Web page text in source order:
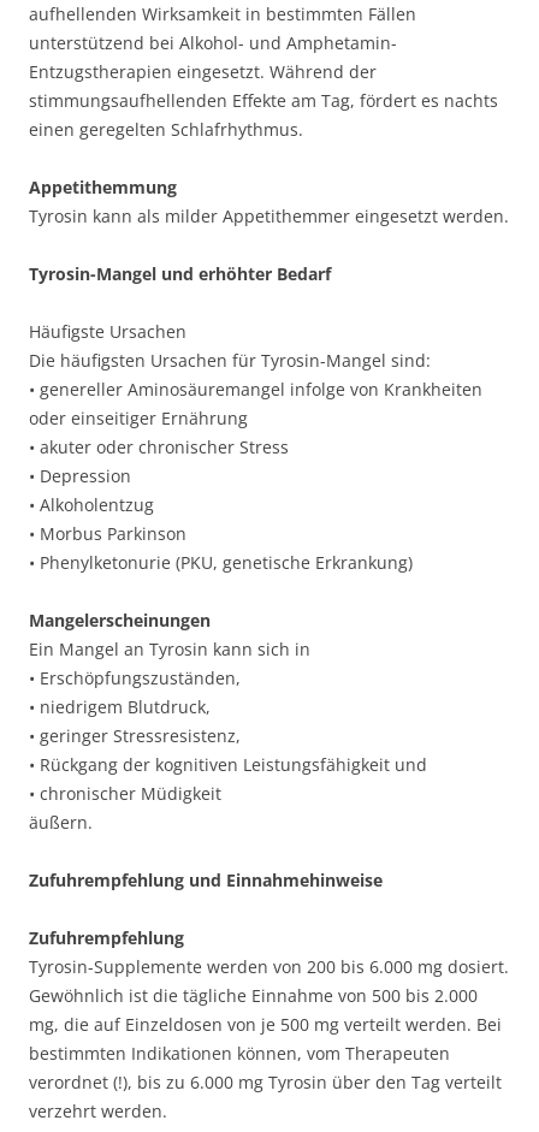
aufhellenden Wirksamkeit in bestimmten Fällen
unterstützend bei Alkohol- und Amphetamin-
Entzugstherapien eingesetzt. Während der
stimmungsaufhellenden Effekte am Tag, fördert es nachts
einen geregelten Schlafrhythmus.
Appetithemmung
Tyrosin kann als milder Appetithemmer eingesetzt werden.
Tyrosin-Mangel und erhöhter Bedarf
Häufigste Ursachen
Die häufigsten Ursachen für Tyrosin-Mangel sind:
• genereller Aminosäuremangel infolge von Krankheiten
oder einseitiger Ernährung
• akuter oder chronischer Stress
• Depression
• Alkoholentzug
• Morbus Parkinson
• Phenylketonurie (PKU, genetische Erkrankung)
Mangelerscheinungen
Ein Mangel an Tyrosin kann sich in
• Erschöpfungszuständen,
• niedrigem Blutdruck,
• geringer Stressresistenz,
• Rückgang der kognitiven Leistungsfähigkeit und
• chronischer Müdigkeit
äußern.
Zufuhrempfehlung und Einnahmehinweise
Zufuhrempfehlung
Tyrosin-Supplemente werden von 200 bis 6.000 mg dosiert.
Gewöhnlich ist die tägliche Einnahme von 500 bis 2.000
mg, die auf Einzeldosen von je 500 mg verteilt werden. Bei
bestimmten Indikationen können, vom Therapeuten
verordnet (!), bis zu 6.000 mg Tyrosin über den Tag verteilt
verzehrt werden.